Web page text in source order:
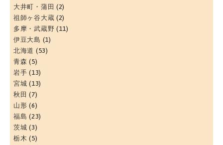
大井町・蒲田 (2)
祖師ヶ谷大蔵 (2)
多摩・武蔵野 (11)
伊豆大島 (1)
北海道 (53)
青森 (5)
岩手 (13)
宮城 (13)
秋田 (7)
山形 (6)
福島 (23)
茨城 (3)
栃木 (5)